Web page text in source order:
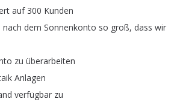
auf300 Kunden
nach dem Sonnenkonto so groß, dass wir
zu überarbeiten
Anlagen
verfügbar zu